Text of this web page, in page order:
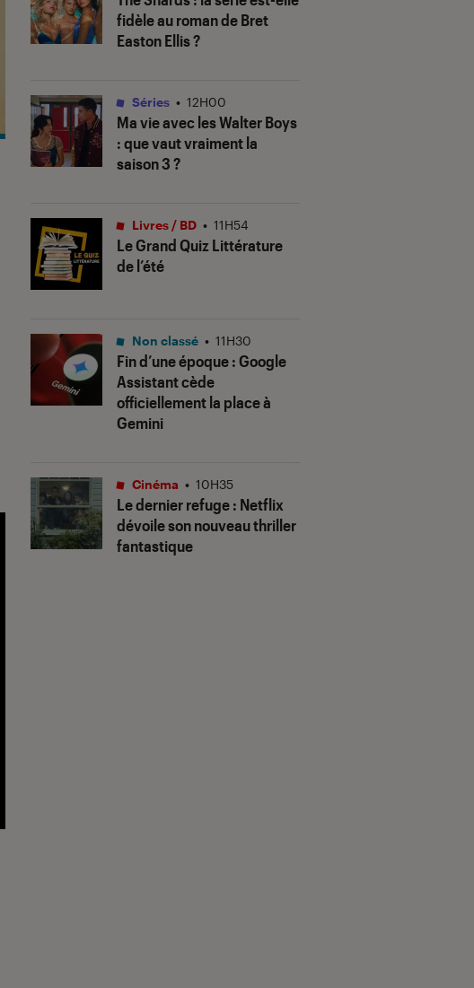
fidèle au roman de Bret
Easton Ellis ?
Ma vie avec les Walter Boys
: que vaut vraiment la
saison 3 ?
Séries • 12H00
Le Grand Quiz Littérature
de l’été
Livres / BD • 11H54
Fin d’une époque : Google
Assistant cède
officiellement la place à
Gemini
Non classé • 11H30
Le dernier refuge: Netflix
dévoile son nouveau thriller
fantastique
Cinéma • 10H35